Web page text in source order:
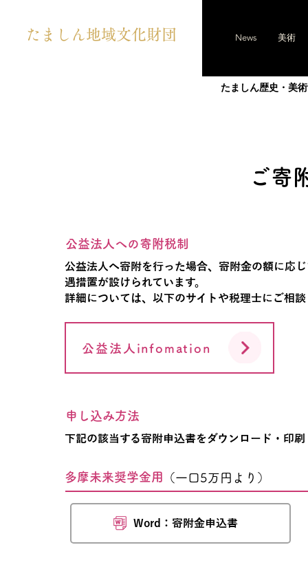
たましん地域文化財団 News 美術
たましん歴史・美
ご寄
公益法人への寄附税制
公益法人へ寄附を行った場合、寄附金の額に応
遇措置が設けられています。
詳細については、以下のサイトや税理士にご相
公益法人infomation
申し込み方法
下記の該当する寄附申込書をダウンロード・印
多摩未来奨学金用 （一口5万円より）
Word：寄附金申込書